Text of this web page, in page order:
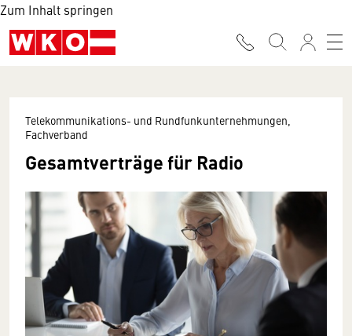
Zum Inhalt springen
Telekommunikations- und Rundfunkunternehmungen,
Fachverband
Gesamtverträge für Radio